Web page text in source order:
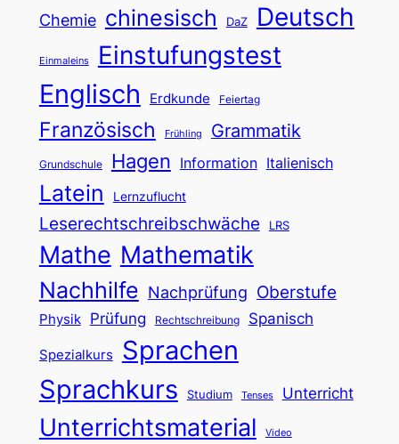
Chemie chinesisch DaZ Deutsch
Einmaleins Einstufungstest
Englisch Erdkunde Feiertag
Französisch Frühling Grammatik
Grundschule Hagen Information Italienisch
Latein Lernzuflucht
Leserechtschreibschwäche LRS
Mathe Mathematik
Nachhilfe Nachprüfung Oberstufe
Physik Prüfung Rechtschreibung Spanisch
Spezialkurs
Sprachen
Sprachkurs
Studium Tenses Unterricht
Unterrichtsmaterial Video